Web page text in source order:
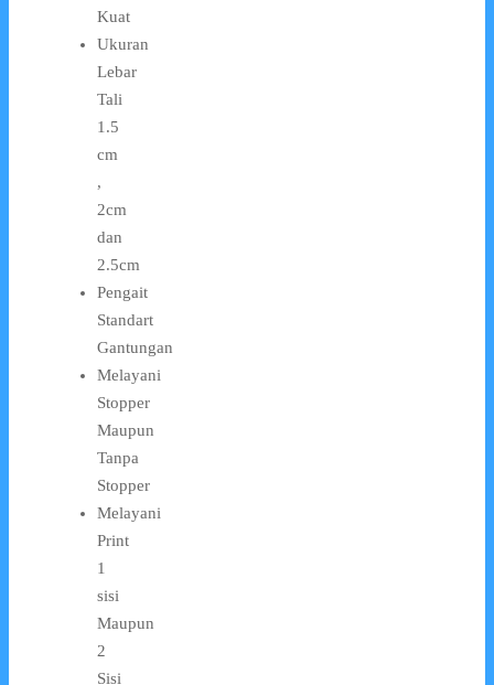
Kuat
Ukuran
Lebar
Tali
1.5
cm
,
2cm
dan
2.5cm
Pengait
Standart
Gantungan
Melayani
Stopper
Maupun
Tanpa
Stopper
Melayani
Print
1
sisi
Maupun
2
Sisi